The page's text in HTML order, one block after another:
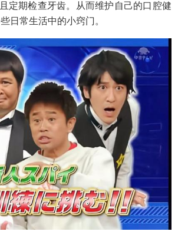
定期检查牙齿。从而维护自己的口腔健
日常生活中的小窍门。